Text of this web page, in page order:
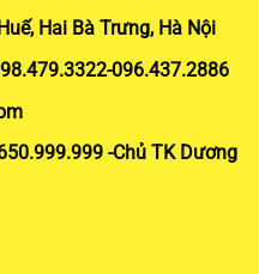
Hai Bà Trưng, Hà Nội
096.437.2886
-Chủ TK Dương